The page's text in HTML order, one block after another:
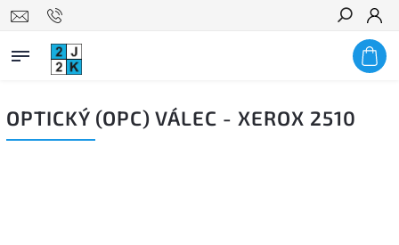
Hledat
OPTICKÝ (OPC) VÁLEC - XEROX 2510